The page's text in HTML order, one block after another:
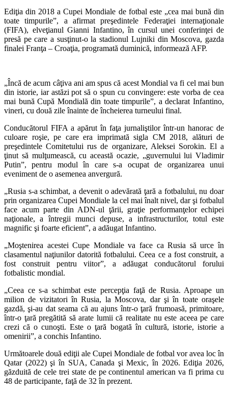
Ediţia din 2018 a Cupei Mondiale de fotbal este „cea mai bună din
toate timpurile”, a afirmat preşedintele Federaţiei internaţionale
(FIFA), elveţianul Gianni Infantino, în cursul unei conferinţei de
presă pe care a susţinut-o la stadionul Lujniki din Moscova, gazda
finalei Franţa – Croaţia, programată duminică, informează AFP.
„Încă de acum câţiva ani am spus că acest Mondial va fi cel mai bun
din istorie, iar astăzi pot să o spun cu convingere: este vorba de cea
mai bună Cupă Mondială din toate timpurile”, a declarat Infantino,
vineri, cu două zile înainte de încheierea turneului final.
Conducătorul FIFA a apărut în faţa jurnaliştilor într-un hanorac de
culoare roşie, pe care era imprimată sigla CM 2018, alături de
preşedintele Comitetului rus de organizare, Aleksei Sorokin. El a
ţinut să mulţumească, cu această ocazie, „guvernului lui Vladimir
Putin”, pentru modul în care s-a ocupat de organizarea unui
eveniment de o asemenea anvergură.
„Rusia s-a schimbat, a devenit o adevărată ţară a fotbalului, nu doar
prin organizarea Cupei Mondiale la cel mai înalt nivel, dar şi fotbalul
face acum parte din ADN-ul ţării, graţie performanţelor echipei
naţionale, a întregii munci depuse, a infrastructurilor, totul este
magnific şi foarte eficient”, a adăugat Infantino.
„Moştenirea acestei Cupe Mondiale va face ca Rusia să urce în
clasamentul naţiunilor datorită fotbalului. Ceea ce a fost construit, a
fost construit pentru viitor”, a adăugat conducătorul forului
fotbalistic mondial.
„Ceea ce s-a schimbat este percepţia faţă de Rusia. Aproape un
milion de vizitatori în Rusia, la Moscova, dar şi în toate oraşele
gazdă, şi-au dat seama că au ajuns într-o ţară frumoasă, primitoare,
într-o ţară pregătită să arate lumii că realitate nu este aceea pe care
crezi că o cunoşti. Este o ţară bogată în cultură, istorie, istorie a
omenirii”, a conchis Infantino.
Următoarele două ediţii ale Cupei Mondiale de fotbal vor avea loc în
Qatar (2022) şi în SUA, Canada şi Mexic, în 2026. Ediţia 2026,
găzduită de cele trei state de pe continentul american va fi prima cu
48 de participante, faţă de 32 în prezent.